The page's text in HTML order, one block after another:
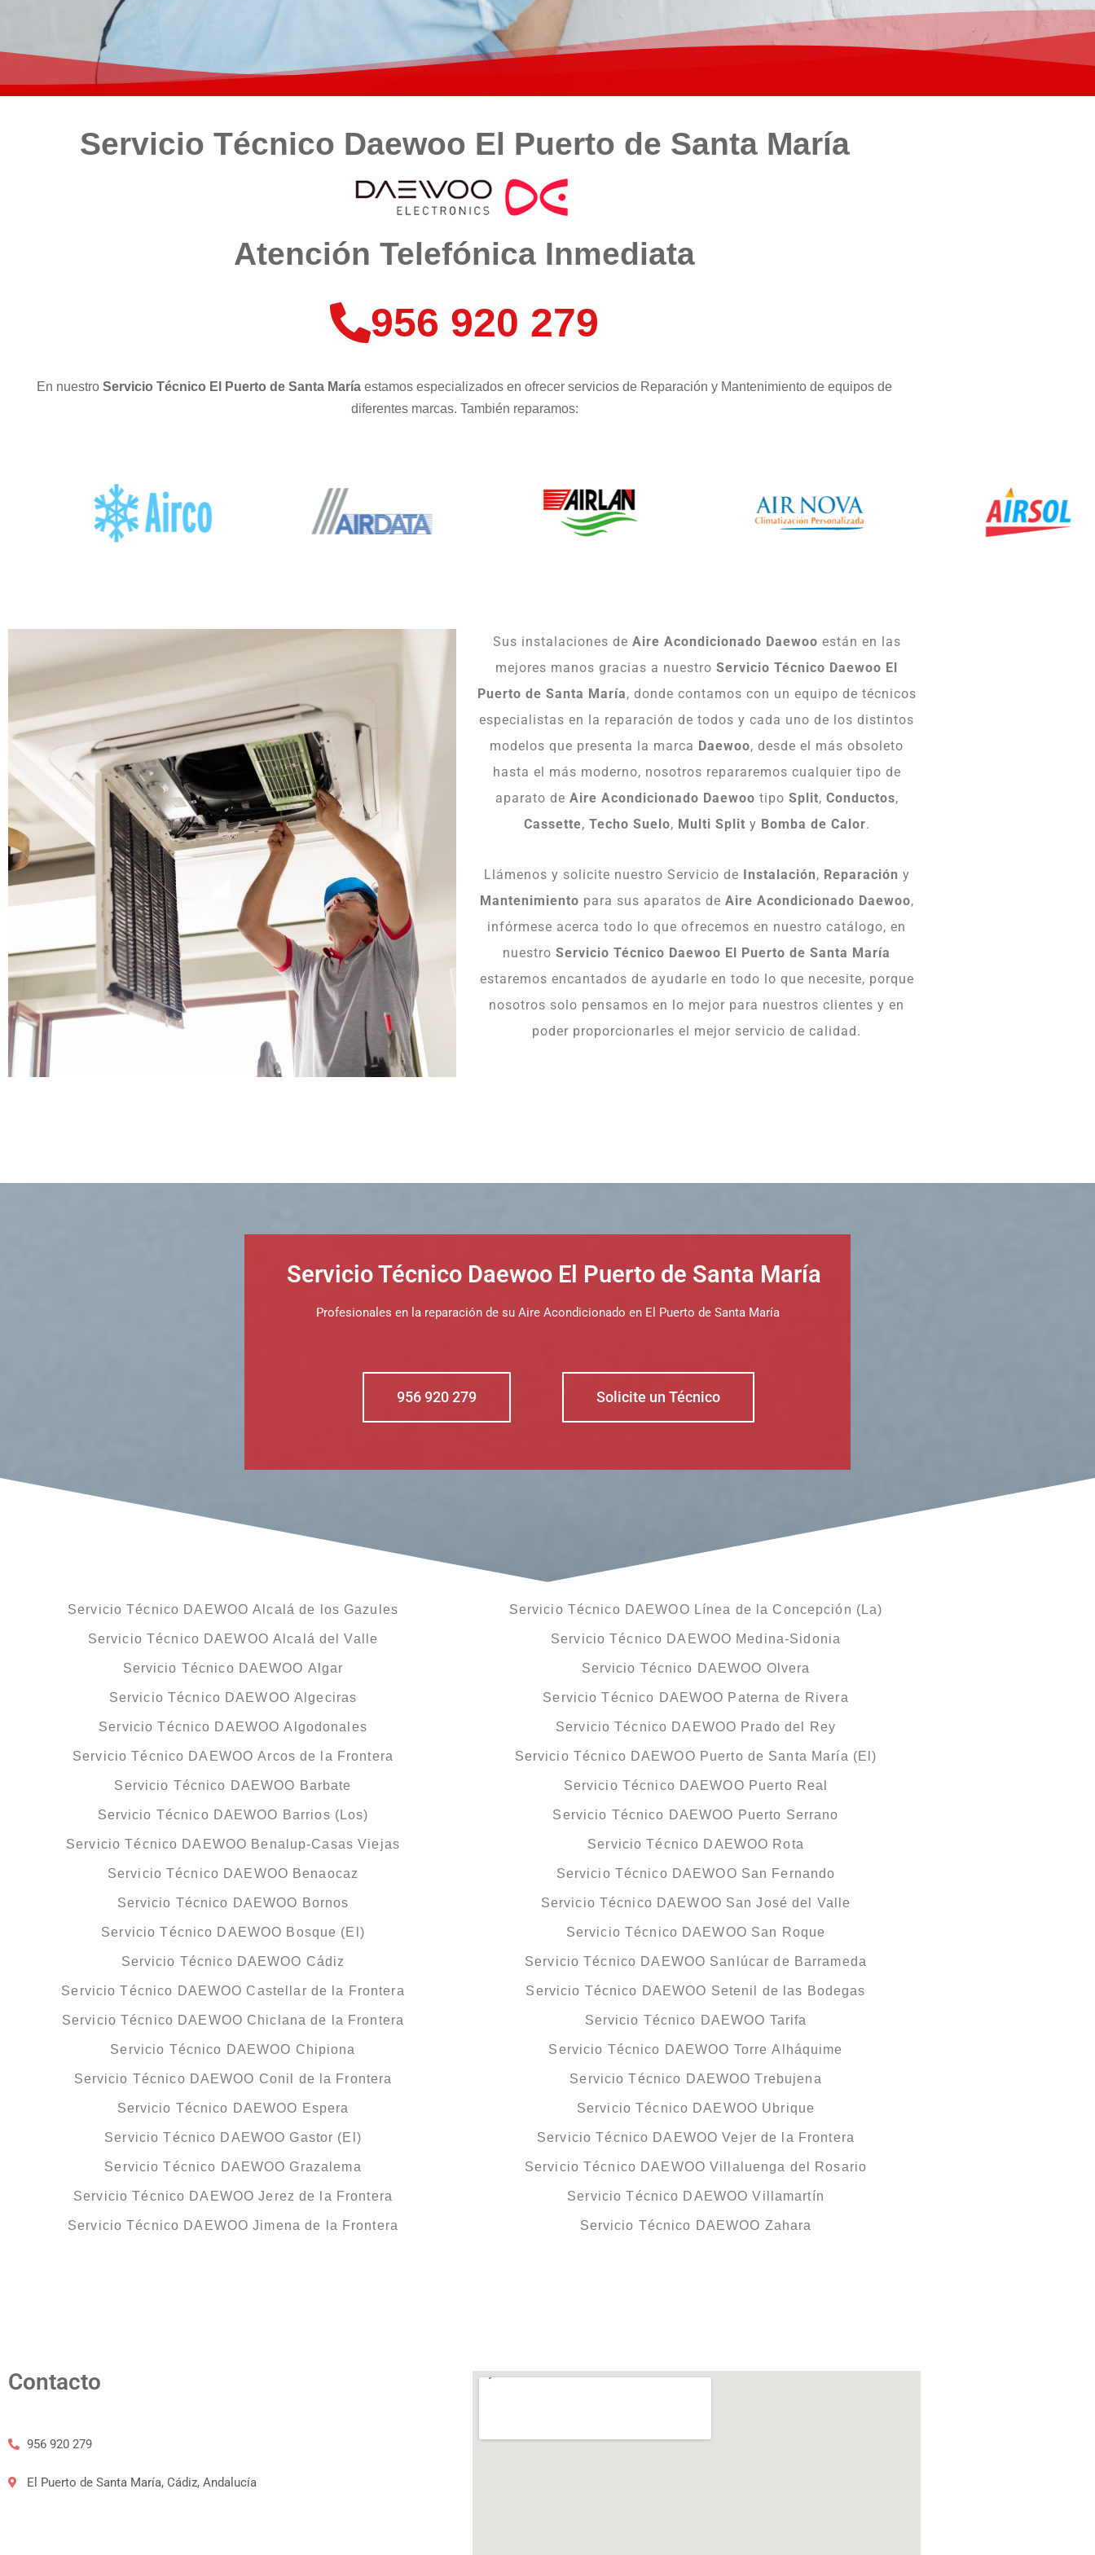
Servicio Técnico Daewoo El Puerto de Santa María
Atención Telefónica Inmediata
956 920 279
En nuestro Servicio Técnico El Puerto de Santa María estamos especializados en ofrecer servicios de Reparación y Mantenimiento de equipos de
diferentes marcas. También reparamos:
Sus instalaciones de Aire Acondicionado Daewoo están en las
mejores manos gracias a nuestro Servicio Técnico Daewoo El
Puerto de Santa María, donde contamos con un equipo de técnicos
especialistas en la reparación de todos y cada uno de los distintos
modelos que presenta la marca Daewoo, desde el más obsoleto
hasta el más moderno, nosotros repararemos cualquier tipo de
aparato de Aire Acondicionado Daewoo tipo Split, Conductos,
Cassette, Techo Suelo, Multi Split y Bomba de Calor.
Llámenos y solicite nuestro Servicio de Instalación, Reparación y
Mantenimiento para sus aparatos de Aire Acondicionado Daewoo,
infórmese acerca todo lo que ofrecemos en nuestro catálogo, en
nuestro Servicio Técnico Daewoo El Puerto de Santa María
estaremos encantados de ayudarle en todo lo que necesite, porque
nosotros solo pensamos en lo mejor para nuestros clientes y en
poder proporcionarles el mejor servicio de calidad.
Servicio Técnico Daewoo El Puerto de Santa María
Profesionales en la reparación de su Aire Acondicionado en El Puerto de Santa María
956 920 279 Solicite un Técnico
Servicio Técnico DAEWOO Alcalá de los Gazules
Servicio Técnico DAEWOO Alcalá del Valle
Servicio Técnico DAEWOO Algar
Servicio Técnico DAEWOO Algeciras
Servicio Técnico DAEWOO Algodonales
Servicio Técnico DAEWOO Arcos de la Frontera
Servicio Técnico DAEWOO Barbate
Servicio Técnico DAEWOO Barrios (Los)
Servicio Técnico DAEWOO Benalup-Casas Viejas
Servicio Técnico DAEWOO Benaocaz
Servicio Técnico DAEWOO Bornos
Servicio Técnico DAEWOO Bosque (El)
Servicio Técnico DAEWOO Cádiz
Servicio Técnico DAEWOO Castellar de la Frontera
Servicio Técnico DAEWOO Chiclana de la Frontera
Servicio Técnico DAEWOO Chipiona
Servicio Técnico DAEWOO Conil de la Frontera
Servicio Técnico DAEWOO Espera
Servicio Técnico DAEWOO Gastor (El)
Servicio Técnico DAEWOO Grazalema
Servicio Técnico DAEWOO Jerez de la Frontera
Servicio Técnico DAEWOO Jimena de la Frontera
Servicio Técnico DAEWOO Línea de la Concepción (La)
Servicio Técnico DAEWOO Medina-Sidonia
Servicio Técnico DAEWOO Olvera
Servicio Técnico DAEWOO Paterna de Rivera
Servicio Técnico DAEWOO Prado del Rey
Servicio Técnico DAEWOO Puerto de Santa María (El)
Servicio Técnico DAEWOO Puerto Real
Servicio Técnico DAEWOO Puerto Serrano
Servicio Técnico DAEWOO Rota
Servicio Técnico DAEWOO San Fernando
Servicio Técnico DAEWOO San José del Valle
Servicio Técnico DAEWOO San Roque
Servicio Técnico DAEWOO Sanlúcar de Barrameda
Servicio Técnico DAEWOO Setenil de las Bodegas
Servicio Técnico DAEWOO Tarifa
Servicio Técnico DAEWOO Torre Alháquime
Servicio Técnico DAEWOO Trebujena
Servicio Técnico DAEWOO Ubrique
Servicio Técnico DAEWOO Vejer de la Frontera
Servicio Técnico DAEWOO Villaluenga del Rosario
Servicio Técnico DAEWOO Villamartín
Servicio Técnico DAEWOO Zahara
Contacto
956 920 279
El Puerto de Santa María, Cádiz, Andalucía